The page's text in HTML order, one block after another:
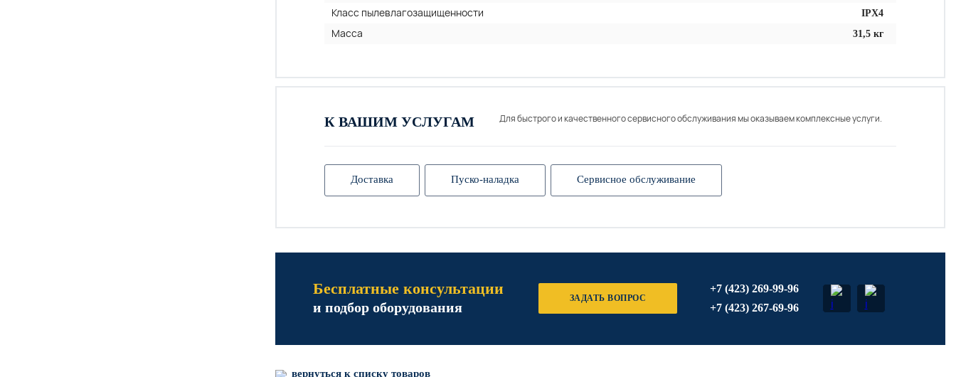
Класс пылевлагозащищенности IPX4
Масса 31,5 кг
К ВАШИМ УСЛУГАМ Для быстрого и качественного сервисного обслуживания мы оказываем комплексные услуги.
Доставка Пуско-наладка Сервисное обслуживание
Бесплатные консультации
и подбор оборудования
ЗАДАТЬ ВОПРОС
+7 (423) 269-99-96
+7 (423) 267-69-96
вернуться к списку товаров